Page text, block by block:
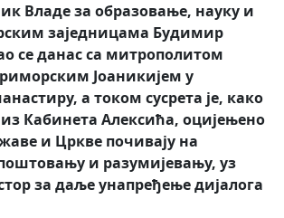
Владе за образовање, науку и
заједницама Будимир
се данас са митрополитом
Јоаникијем у
а током сусрета је, како
Кабинета Алексића, оцијењено
и Цркве почивају на
и разумијевању, уз
за даље унапређење дијалога